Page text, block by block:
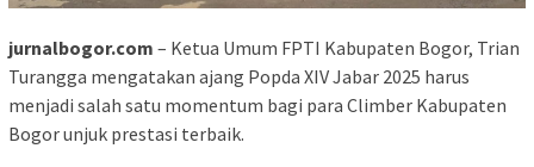
jurnalbogor.com – Ketua Umum FPTI Kabupaten Bogor, Trian
Turangga mengatakan ajang Popda XIV Jabar 2025 harus
menjadi salah satu momentum bagi para Climber Kabupaten
Bogor unjuk prestasi terbaik.